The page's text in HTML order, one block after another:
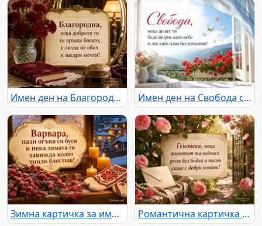
Имен ден на Благородна с бордо карамфили и старинен салон Имен ден на Свобода със светъл балкон, мушката и планински хоризонт
Зимна картичка за имен ден на Варвара със свещи, шевица и заснежено село Романтична картичка за имен ден на Геновева с рози, писмо и слънчева градина